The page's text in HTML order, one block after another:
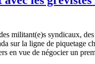
militant(e)s syndicaux,
sur la ligne de piquetage
en vue de négocier un